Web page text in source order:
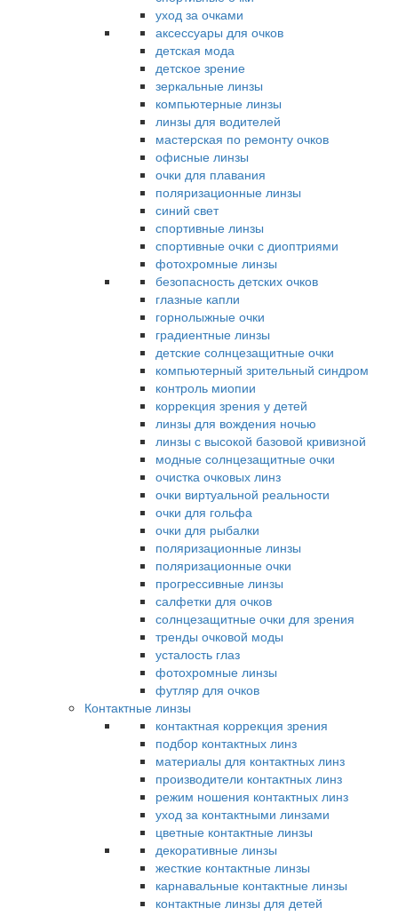
уход за очками
аксессуары для очков
детская мода
детское зрение
зеркальные линзы
компьютерные линзы
линзы для водителей
мастерская по ремонту очков
офисные линзы
очки для плавания
поляризационные линзы
синий свет
спортивные линзы
спортивные очки с диоптриями
фотохромные линзы
безопасность детских очков
глазные капли
горнолыжные очки
градиентные линзы
детские солнцезащитные очки
компьютерный зрительный синдром
контроль миопии
коррекция зрения у детей
линзы для вождения ночью
линзы с высокой базовой кривизной
модные солнцезащитные очки
очистка очковых линз
очки виртуальной реальности
очки для гольфа
очки для рыбалки
поляризационные линзы
поляризационные очки
прогрессивные линзы
салфетки для очков
солнцезащитные очки для зрения
тренды очковой моды
усталость глаз
фотохромные линзы
футляр для очков
Контактные линзы
контактная коррекция зрения
подбор контактных линз
материалы для контактных линз
производители контактных линз
режим ношения контактных линз
уход за контактными линзами
цветные контактные линзы
декоративные линзы
жесткие контактные линзы
карнавальные контактные линзы
контактные линзы для детей